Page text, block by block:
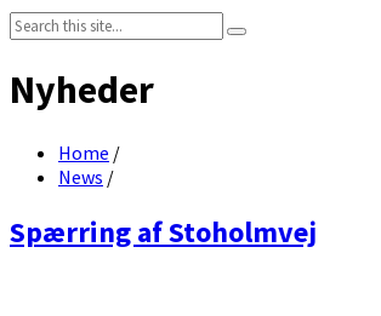
Search:
Nyheder
Home /
News /
Spærring af Stoholmvej